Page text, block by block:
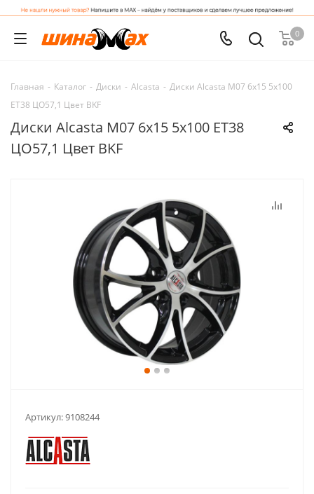
0
Главная - Каталог - Диски - Alcasta - Диски Alcasta M07 6x15 5x100
ET38 ЦО57,1 Цвет BKF
Диски Alcasta M07 6x15 5x100 ET38
ЦО57,1 Цвет BKF
Артикул:9108244